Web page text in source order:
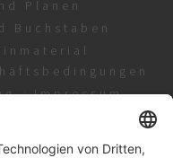
Planen
Buchstaben
Impressum
| Alle Rechte